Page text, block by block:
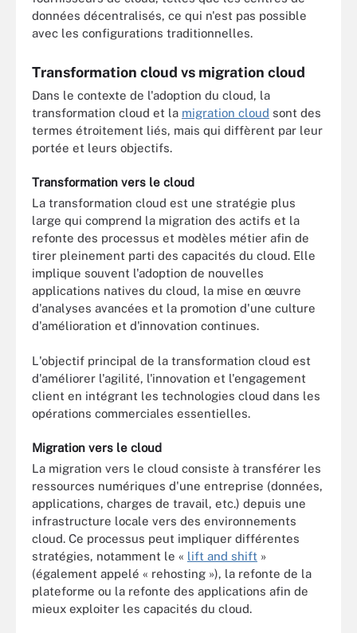
données décentralisés, ce qui n'est pas possible
avec les configurations traditionnelles.
Transformation cloud vs migration cloud
Dans le contexte de l'adoption du cloud, la
transformation cloud et la migration cloud sont des
termes étroitement liés, mais qui diffèrent par leur
portée et leurs objectifs.
Transformation vers le cloud
La transformation cloud est une stratégie plus
large qui comprend la migration des actifs et la
refonte des processus et modèles métier afin de
tirer pleinement parti des capacités du cloud. Elle
implique souvent l'adoption de nouvelles
applications natives du cloud, la mise en œuvre
d'analyses avancées et la promotion d'une culture
d'amélioration et d'innovation continues.
L'objectif principal de la transformation cloud est
d'améliorer l'agilité, l'innovation et l'engagement
client en intégrant les technologies cloud dans les
opérations commerciales essentielles.
Migration vers le cloud
La migration vers le cloud consiste à transférer les
ressources numériques d'une entreprise (données,
applications, charges de travail, etc.) depuis une
infrastructure locale vers des environnements
cloud. Ce processus peut impliquer différentes
stratégies, notamment le « lift and shift »
(également appelé « rehosting »), la refonte de la
plateforme ou la refonte des applications afin de
mieux exploiter les capacités du cloud.